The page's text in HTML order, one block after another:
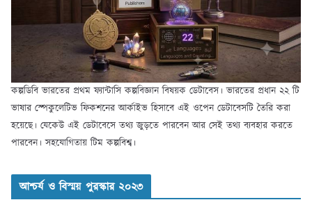
কল্পডিবি ভারতের প্রথম ফ্যান্টাসি কল্পবিজ্ঞান বিষয়ক ডেটাবেস। ভারতের প্রধান ২২ টি
ভাষার স্পেকুলেটিভ ফিকশনের আর্কাইভ হিসাবে এই ওপেন ডেটাবেসটি তৈরি করা
হয়েছে। যেকেউ এই ডেটাবেসে তথ্য জুড়তে পারবেন আর সেই তথ্য ব্যবহার করতে
পারবেন। সহযোগিতায় টিম কল্পবিশ্ব।
আশ্চর্য ও বিস্ময় পুরস্কার ২০২৩